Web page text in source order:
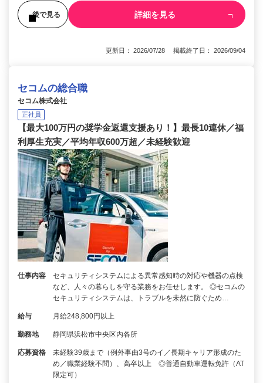
後で見る 詳細を見る
更新日： 2026/07/28 掲載終了日： 2026/09/04
セコムの総合職
セコム株式会社
正社員
【最大100万円の奨学金返還支援あり！】最長10連休／福
利厚生充実／平均年収600万超／未経験歓迎
仕事内容
セキュリティシステムによる異常感知時の対応や機器の点検
など、人々の暮らしを守る業務をお任せします。 ◎セコムの
セキュリティシステムは、トラブルを未然に防ぐため…
給与 月給248,800円以上
勤務地 静岡県浜松市中央区内各所
応募資格
未経験39歳まで（例外事由3号のイ／長期キャリア形成のた
め／職業経験不問）、高卒以上 ◎普通自動車運転免許（AT
限定可）